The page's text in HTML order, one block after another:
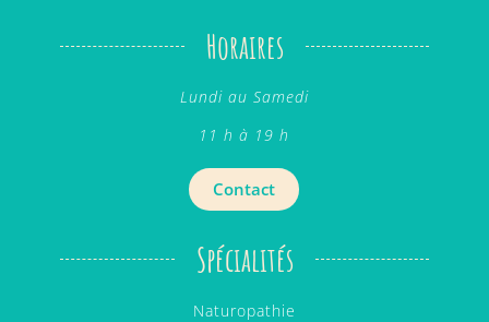
Horaires
Lundi au Samedi
11 h à 19 h
Contact
Spécialités
Naturopathie